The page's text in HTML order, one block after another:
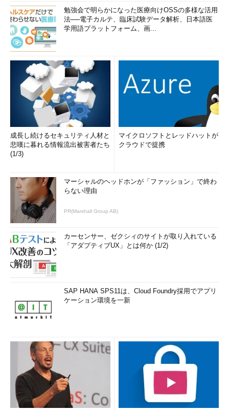
勉強会で明らかになった医療向けOSSの多様な活用
法──電子カルテ、臨床試験データ解析、日本語医
学用語プラットフォーム、画...
成長し続けるセキュリティ人材と
悲嘆に暮れる情報流出被害者たち
(1/3)
マイクロソフトとレッドハットが
クラウドで提携
マーシャルのヘッドホンが「ファッション」で終わ
らない理由
PR(Marshall Group AB)
カーセンサー、ゼクシィのサイトが取り入れている
「アダプティブUX」とは何か (1/2)
SAP HANA SPS11は、Cloud Foundry採用でアプリ
ケーション環境を一新